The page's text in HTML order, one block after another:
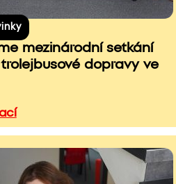
mezinárodní setkání
dopravy ve